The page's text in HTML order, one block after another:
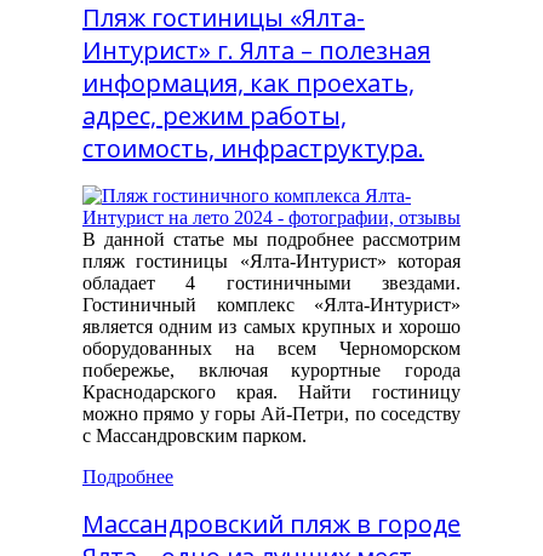
Пляж гостиницы «Ялта-
Интурист» г. Ялта – полезная
информация, как проехать,
адрес, режим работы,
стоимость, инфраструктура.
В данной статье мы подробнее рассмотрим
пляж гостиницы «Ялта-Интурист» которая
обладает 4 гостиничными звездами.
Гостиничный комплекс «Ялта-Интурист»
является одним из самых крупных и хорошо
оборудованных на всем Черноморском
побережье, включая курортные города
Краснодарского края. Найти гостиницу
можно прямо у горы Ай-Петри, по соседству
с Массандровским парком.
Подробнее
Массандровский пляж в городе